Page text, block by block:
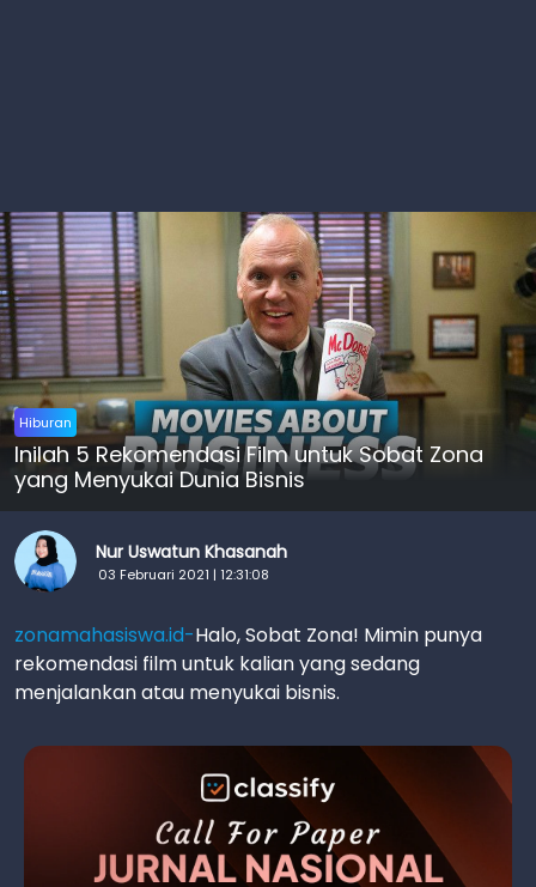
Hiburan
Inilah 5 Rekomendasi Film untuk Sobat Zona
yang Menyukai Dunia Bisnis
Nur Uswatun Khasanah
03 Februari 2021 | 12:31:08
zonamahasiswa.id-Halo, Sobat Zona! Mimin punya
rekomendasi film untuk kalian yang sedang
menjalankan atau menyukai bisnis.